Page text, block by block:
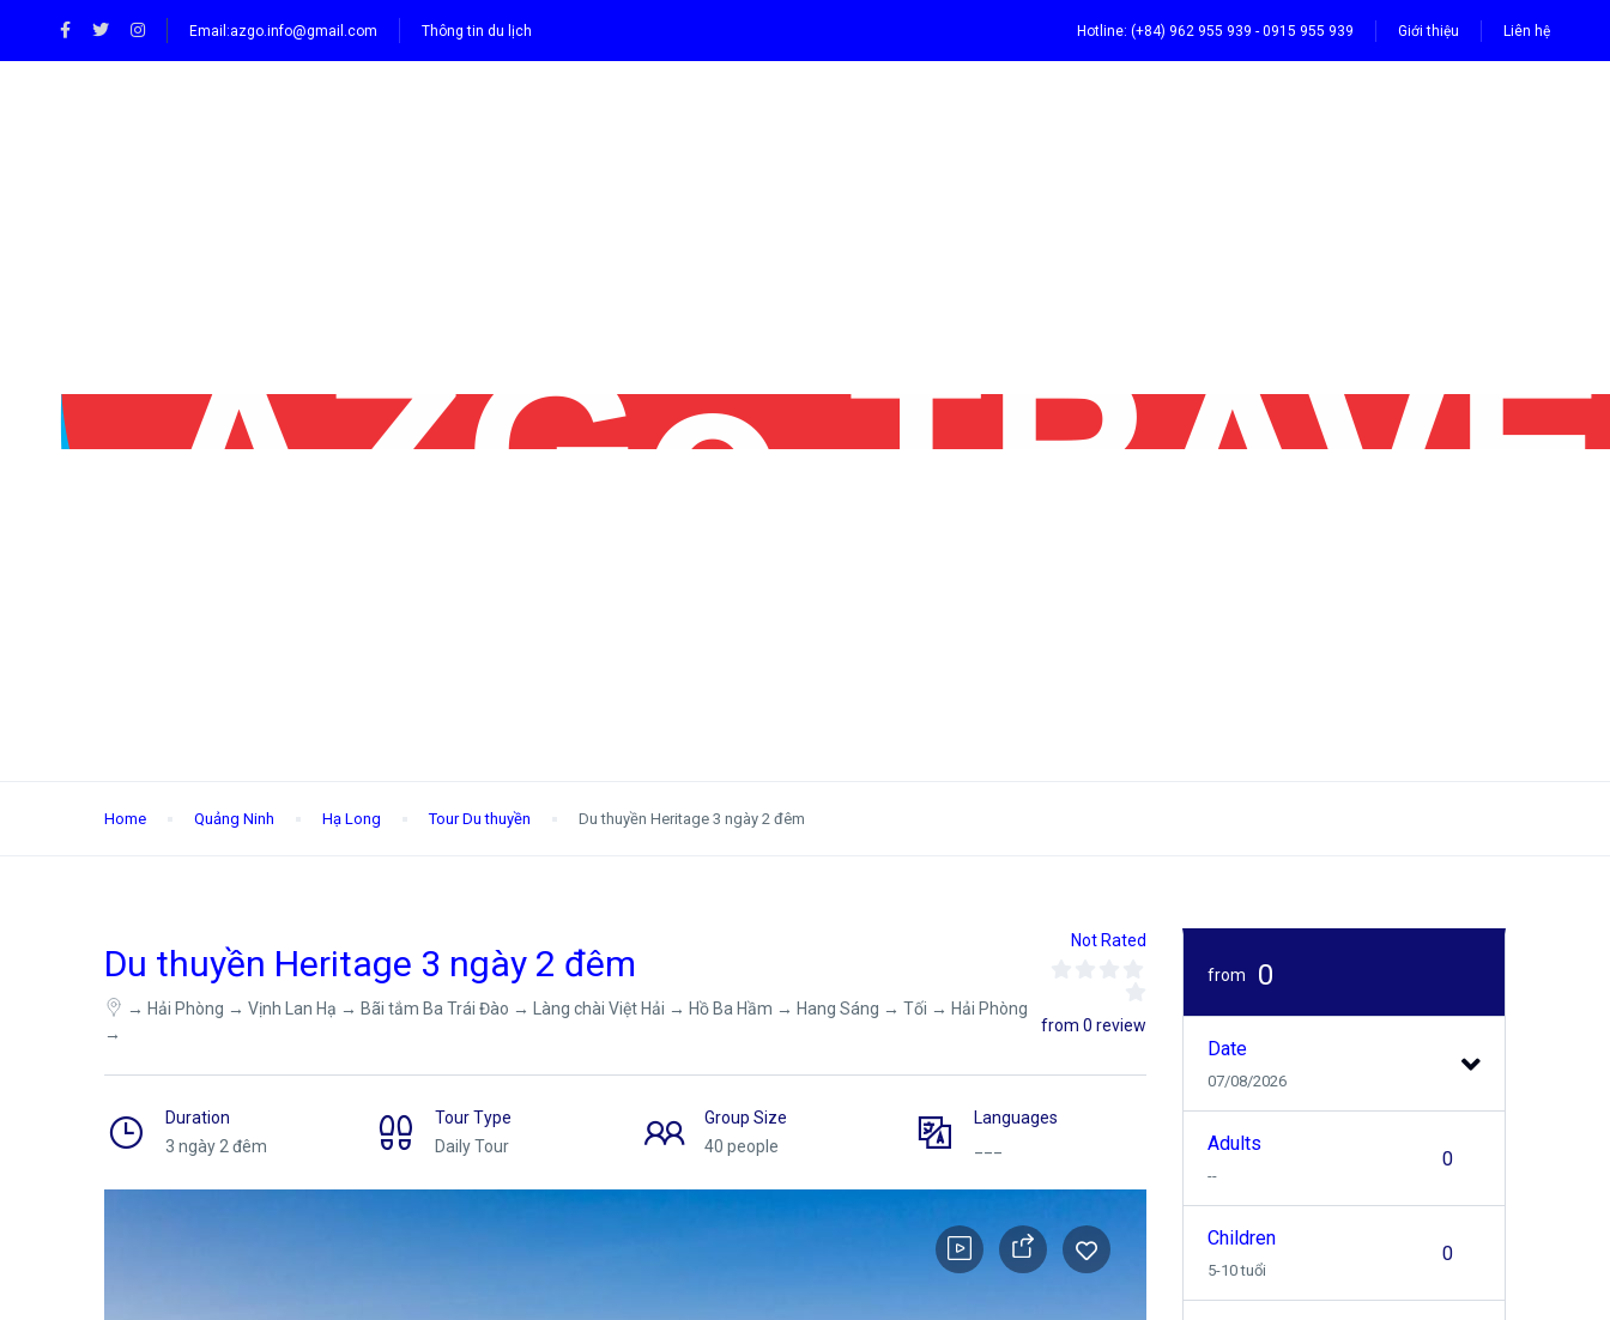
Email:azgo.info@gmail.com Thông tin du lịch Hotline: (+84) 962 955 939 - 0915 955 939 Giới thiệu Liên hệ
Home Quảng Ninh Hạ Long Tour Du thuyền Du thuyền Heritage 3 ngày 2 đêm
Du thuyền Heritage 3 ngày 2 đêm
→ Hải Phòng → Vịnh Lan Hạ → Bãi tắm Ba Trái Đào → Làng chài Việt Hải → Hồ Ba Hầm → Hang Sáng → Tối → Hải Phòng
→
Not Rated
from 0 review
Duration
3 ngày 2 đêm
Tour Type
Daily Tour
Group Size
40 people
Languages
from 0
Date
07/08/2026
Adults
--
Children
5-10 tuổi